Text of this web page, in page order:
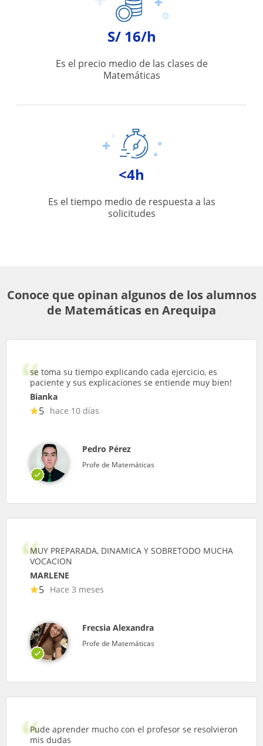
S/ 16/h
Es el precio medio de las clases de
Matemáticas
<4h
Es el tiempo medio de respuesta a las
solicitudes
Conoce que opinan algunos de los alumnos
de Matemáticas en Arequipa
se toma su tiempo explicando cada ejercicio, es
paciente y sus explicaciones se entiende muy bien!
Bianka
5 hace 10 días
Pedro Pérez
Profe de Matemáticas
MUY PREPARADA, DINAMICA Y SOBRETODO MUCHA
VOCACION
MARLENE
5 Hace 3 meses
Frecsia Alexandra
Profe de Matemáticas
Pude aprender mucho con el profesor se resolvieron
mis dudas